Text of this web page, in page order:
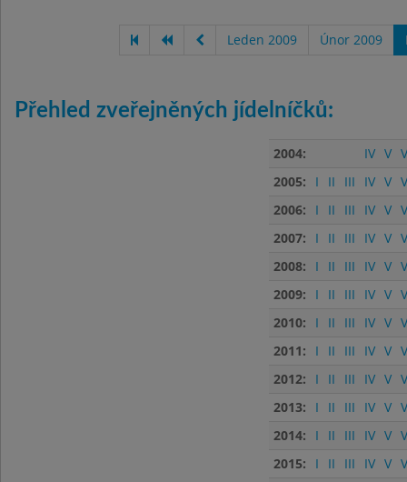
Leden 2009 Únor 2009
Přehled zveřejněných jídelníčků:
2004: IV V
2005:
I II III IV V
2006:
I II III IV V
2007:
I II III IV V
2008:
I II III IV V
2009:
I II III IV V
2010:
I II III IV V
2011:
I II III IV V
2012:
I II III IV V
2013:
I II III IV V
2014:
I II III IV V
2015:
I II III IV V